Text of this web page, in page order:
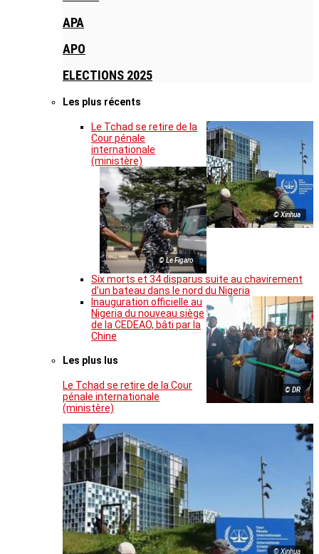
APA
APO
ELECTIONS 2025
Les plus récents
© Xinhua
Le Tchad se retire de la
Cour pénale
internationale
(ministère)
© Le Figaro
Six morts et 34 disparus suite au chavirement
d’un bateau dans le nord du Nigeria
© DR
Inauguration officielle au
Nigeria du nouveau siège
de la CEDEAO, bâti par la
Chine
Les plus lus
Le Tchad se retire de la Cour
pénale internationale
(ministère)
© Xinhua